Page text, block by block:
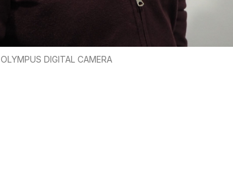
OLYMPUS DIGITAL CAMERA